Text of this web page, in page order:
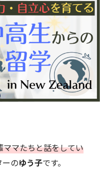
マたちと話をしてい
ーのゆう子です。